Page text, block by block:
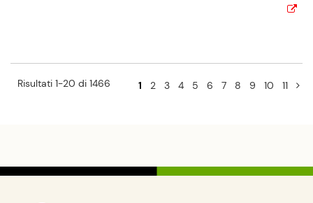
Risultati 1-20 di 1466 1 2 3 4 5 6 7 8 9 10 11